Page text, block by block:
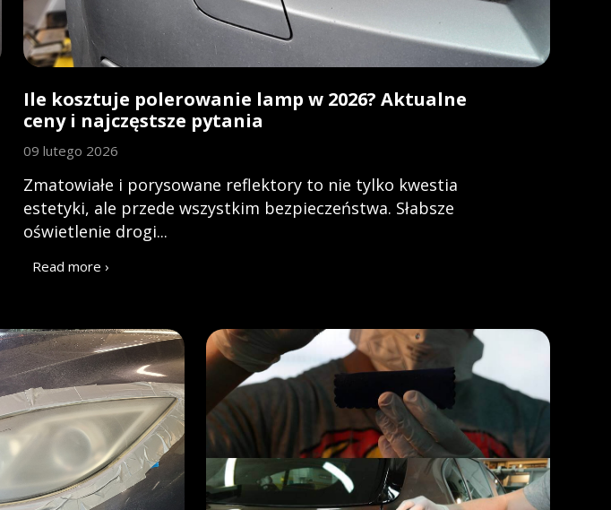
Ile kosztuje polerowanie lamp w 2026? Aktualne
ceny i najczęstsze pytania
09 lutego 2026
Zmatowiałe i porysowane reflektory to nie tylko kwestia
estetyki, ale przede wszystkim bezpieczeństwa. Słabsze
oświetlenie drogi...
Read more ›